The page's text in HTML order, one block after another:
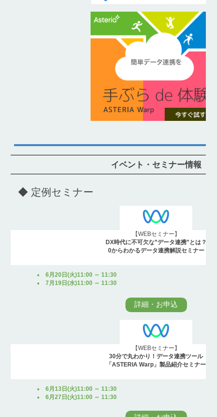
イベント・セミナー情報
◆ 定例セミナー
【WEBセミナー】
DX時代に不可欠な”データ連携”とは？
0からわかるデータ連携解説セミナー
6月20日(火)11:00 ～ 11:30
7月19日(水)11:00 ～ 11:30
詳細・お申込
【WEBセミナー】
30分で丸わかり！データ連携ツール
「ASTERIA Warp」製品紹介セミナー
6月13日(火)11:00 ～ 11:30
6月27日(火)11:00 ～ 11:30